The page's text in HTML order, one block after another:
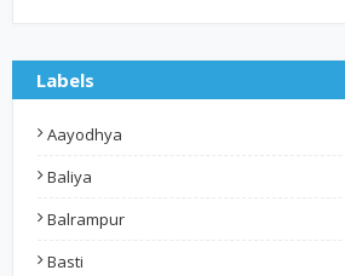
Labels
Aayodhya
Baliya
Balrampur
Basti